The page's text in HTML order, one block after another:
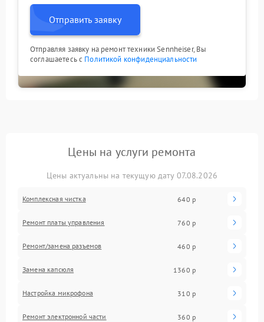
Отправить заявку
Отправляя заявку на ремонт техники Sennheiser, Вы
соглашаетесь с Политикой конфиденциальности
Цены на услуги ремонта
Цены актуальны на текущую дату 07.08.2026
Комплексная чистка 640 р
Ремонт платы управления 760 р
Ремонт/замена разъемов 460 р
Замена капсюля 1360 р
Настройка микрофона 310 р
Ремонт электронной части 360 р